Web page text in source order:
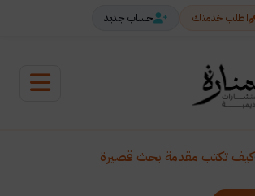
اطلب خدمتك حساب جديد
كيف تكتب مقدمة بحث قصيرة